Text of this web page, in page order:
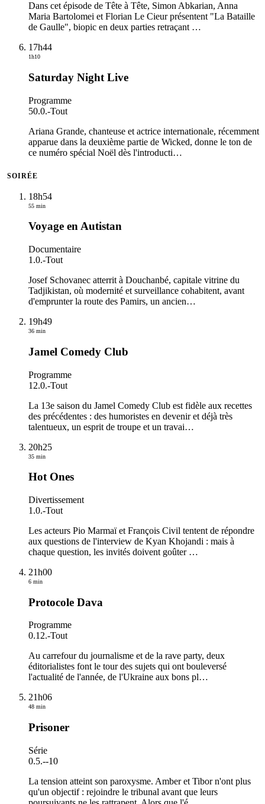
Dans cet épisode de Tête à Tête, Simon Abkarian, Anna
Maria Bartolomei et Florian Le Cieur présentent "La Bataille
de Gaulle", biopic en deux parties retraçant …
17h44
1h10
Saturday Night Live
Programme
50.0.-Tout
Ariana Grande, chanteuse et actrice internationale, récemment
apparue dans la deuxième partie de Wicked, donne le ton de
ce numéro spécial Noël dès l'introducti…
SOIRÉE
18h54
55 min
Voyage en Autistan
Documentaire
1.0.-Tout
Josef Schovanec atterrit à Douchanbé, capitale vitrine du
Tadjikistan, où modernité et surveillance cohabitent, avant
d'emprunter la route des Pamirs, un ancien…
19h49
36 min
Jamel Comedy Club
Programme
12.0.-Tout
La 13e saison du Jamel Comedy Club est fidèle aux recettes
des précédentes : des humoristes en devenir et déjà très
talentueux, un esprit de troupe et un travai…
20h25
35 min
Hot Ones
Divertissement
1.0.-Tout
Les acteurs Pio Marmaï et François Civil tentent de répondre
aux questions de l'interview de Kyan Khojandi : mais à
chaque question, les invités doivent goûter …
21h00
6 min
Protocole Dava
Programme
0.12.-Tout
Au carrefour du journalisme et de la rave party, deux
éditorialistes font le tour des sujets qui ont bouleversé
l'actualité de l'année, de l'Ukraine aux bons pl…
21h06
48 min
Prisoner
Série
0.5.--10
La tension atteint son paroxysme. Amber et Tibor n'ont plus
qu'un objectif : rejoindre le tribunal avant que leurs